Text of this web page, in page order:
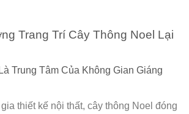
Trang Trí Cây Thông Noel Lại
Trung Tâm Của Không Gian Giáng
thiết kế nội thất, cây thông Noel đóng